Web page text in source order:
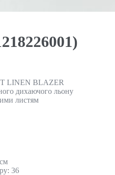
LINEN BLAZER
дихаючого льону
листям
36